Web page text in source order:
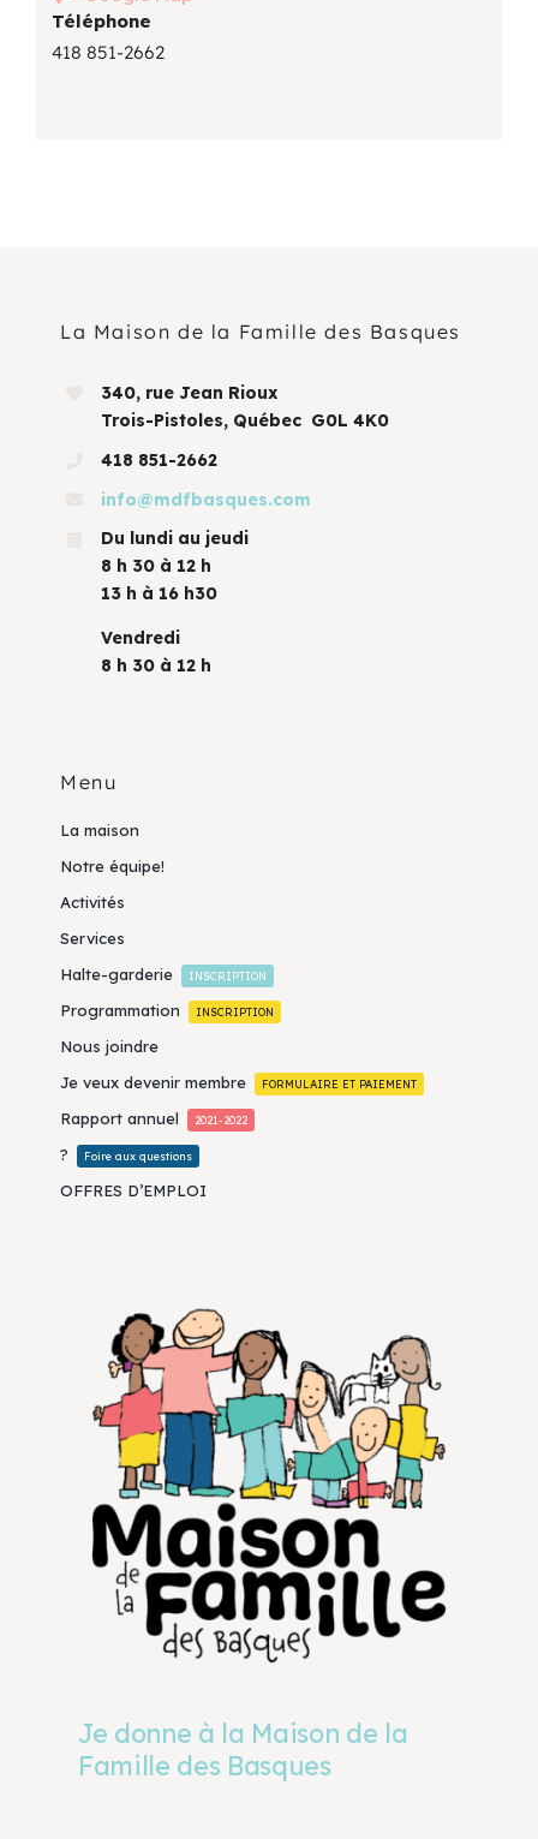
Téléphone
418 851-2662
La Maison de la Famille des Basques
340, rue Jean Rioux
Trois-Pistoles, Québec G0L 4K0
418 851-2662
info@mdfbasques.com
Du lundi au jeudi
8 h 30 à 12 h
13 h à 16 h30
Vendredi
8 h 30 à 12 h
Menu
La maison
Notre équipe!
Activités
Services
Halte-garderie
INSCRIPTION
Programmation INSCRIPTION
Nous joindre
Je veux devenir membre
FORMULAIRE ET PAIEMENT
Rapport annuel 2021-2022
? Foire aux questions
OFFRES D’EMPLOI
Je donne à la Maison de la
Famille des Basques